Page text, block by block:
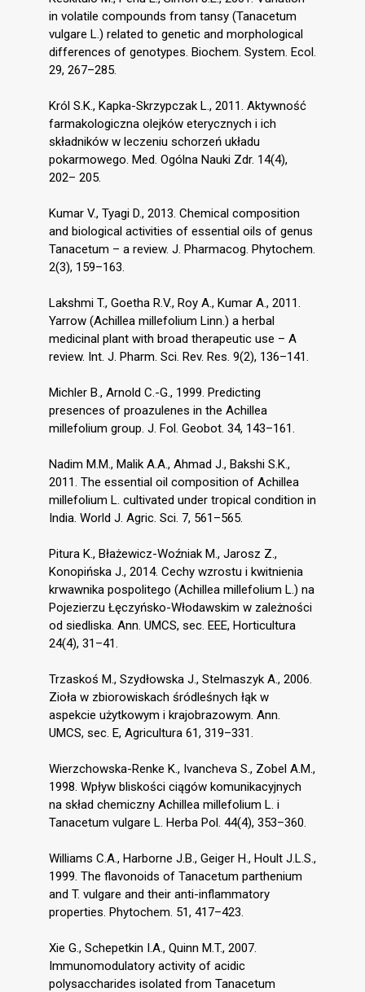
in volatile compounds from tansy (Tanacetum
vulgare L.) related to genetic and morphological
differences of genotypes. Biochem. System. Ecol.
29, 267–285.
Król S.K., Kapka-Skrzypczak L., 2011. Aktywność
farmakologiczna olejków eterycznych i ich
składników w leczeniu schorzeń układu
pokarmowego. Med. Ogólna Nauki Zdr. 14(4),
202– 205.
Kumar V., Tyagi D., 2013. Chemical composition
and biological activities of essential oils of genus
Tanacetum – a review. J. Pharmacog. Phytochem.
2(3), 159–163.
Lakshmi T., Goetha R.V., Roy A., Kumar A., 2011.
Yarrow (Achillea millefolium Linn.) a herbal
medicinal plant with broad therapeutic use – A
review. Int. J. Pharm. Sci. Rev. Res. 9(2), 136–141.
Michler B., Arnold C.-G., 1999. Predicting
presences of proazulenes in the Achillea
millefolium group. J. Fol. Geobot. 34, 143–161.
Nadim M.M., Malik A.A., Ahmad J., Bakshi S.K.,
2011. The essential oil composition of Achillea
millefolium L. cultivated under tropical condition in
India. World J. Agric. Sci. 7, 561–565.
Pitura K., Błażewicz-Woźniak M., Jarosz Z.,
Konopińska J., 2014. Cechy wzrostu i kwitnienia
krwawnika pospolitego (Achillea millefolium L.) na
Pojezierzu Łęczyńsko-Włodawskim w zależności
od siedliska. Ann. UMCS, sec. EEE, Horticultura
24(4), 31–41.
Trzaskoś M., Szydłowska J., Stelmaszyk A., 2006.
Zioła w zbiorowiskach śródleśnych łąk w
aspekcie użytkowym i krajobrazowym. Ann.
UMCS, sec. E, Agricultura 61, 319–331.
Wierzchowska-Renke K., Ivancheva S., Zobel A.M.,
1998. Wpływ bliskości ciągów komunikacyjnych
na skład chemiczny Achillea millefolium L. i
Tanacetum vulgare L. Herba Pol. 44(4), 353–360.
Williams C.A., Harborne J.B., Geiger H., Hoult J.L.S.,
1999. The flavonoids of Tanacetum parthenium
and T. vulgare and their anti-inflammatory
properties. Phytochem. 51, 417–423.
Xie G., Schepetkin I.A., Quinn M.T., 2007.
Immunomodulatory activity of acidic
polysaccharides isolated from Tanacetum